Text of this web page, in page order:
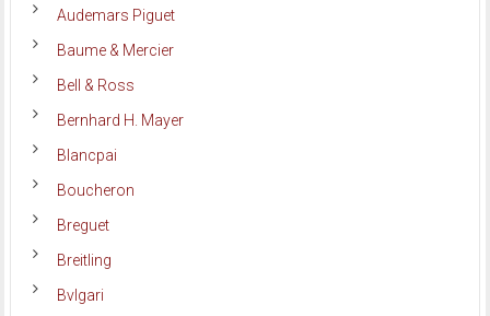
Audemars Piguet
Baume & Mercier
Bell & Ross
Bernhard H. Mayer
Blancpai
Boucheron
Breguet
Breitling
Bvlgari